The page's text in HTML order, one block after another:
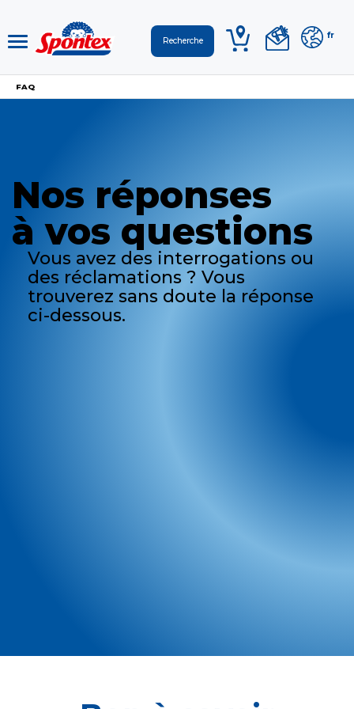
fr
FAQ
Nos réponses
à vos questions
Vous avez des interrogations ou
des réclamations ? Vous
trouverez sans doute la réponse
ci-dessous.